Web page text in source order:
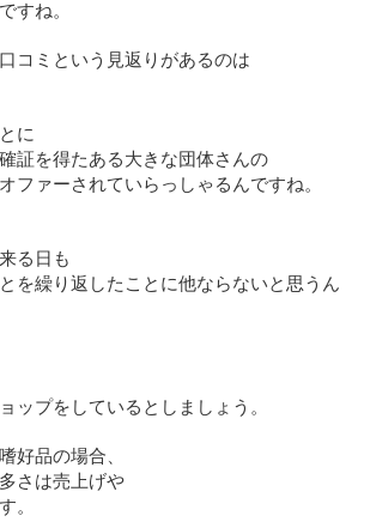
すね。
コミという見返りがあるのは
に
証を得たある大きな団体さんの
ファーされていらっしゃるんですね。
る日も
を繰り返したことに他ならないと思うん
ップをしているとしましょう。
好品の場合、
さは売上げや
。